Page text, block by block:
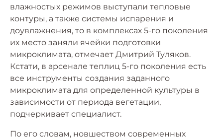
влажностых режимов выступали тепловые
контуры, а также системы испарения и
доувлажнения, то в комплексах 5-го поколения
их место заняли ячейки подготовки
микроклимата, отмечает Дмитрий Туляков.
Кстати, в арсенале теплиц 5-го поколения есть
все инструменты создания заданного
микроклимата для определенной культуры в
зависимости от периода вегетации,
подчеркивает специалист.
По его словам, новшеством современных